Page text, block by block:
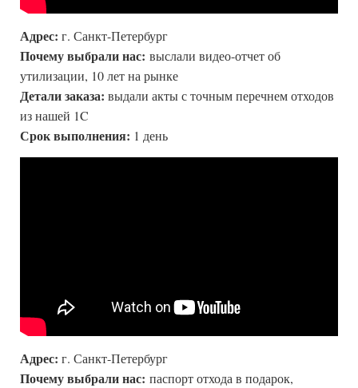
Адрес: г. Санкт-Петербург
Почему выбрали нас: выслали видео-отчет об
утилизации, 10 лет на рынке
Детали заказа: выдали акты с точным перечнем отходов
из нашей 1C
Срок выполнения: 1 день
Адрес: г. Санкт-Петербург
Почему выбрали нас: паспорт отхода в подарок,